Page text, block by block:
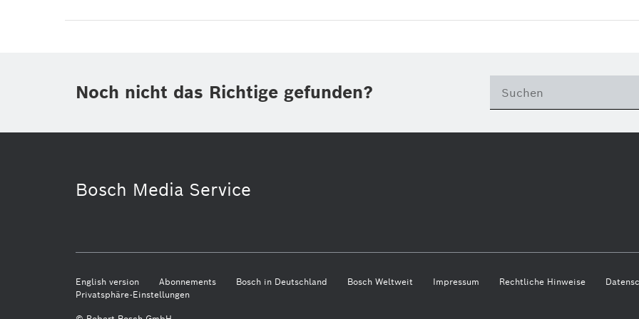
Noch nicht das Richtige gefunden?
Bosch Media Service
English version Abonnements Bosch in Deutschland Bosch Weltweit Impressum Rechtliche Hinweise
Privatsphäre-Einstellungen